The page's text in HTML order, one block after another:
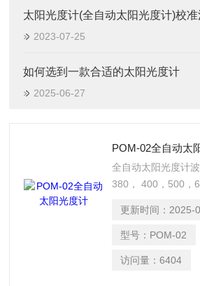
太阳光度计(全自动太阳光度计)校
2023-07-25
如何选到一款合适的太阳光度计
2025-06-27
POM-02全自动太
全自动太阳光度计
380， 400，500，
于大气和环境监测
浊度测量，粒子谱
污染高峰预报。
更新时间： 2025-
型号： POM-02
访问量：6404